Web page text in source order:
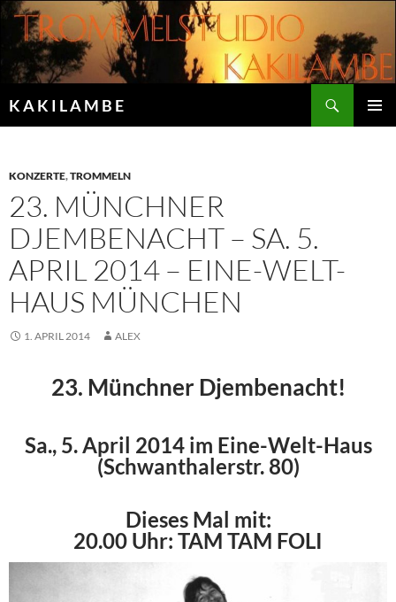
Zum
Inhalt
springen
K A K I L A M B E
KONZERTE,TROMMELN
23. MÜNCHNER
DJEMBENACHT – SA. 5.
APRIL 2014 – EINE-WELT-
HAUS MÜNCHEN
1. APRIL 2014 ALEX
23. Münchner Djembenacht!
Sa., 5. April 2014 im Eine-Welt-Haus
(Schwanthalerstr. 80)
Dieses Mal mit:
20.00 Uhr: TAM TAM FOLI